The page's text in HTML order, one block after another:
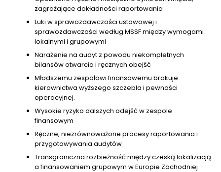
zagrażające dokładności raportowania
Luki w sprawozdawczości ustawowej i
sprawozdawczości według MSSF między wymogami
lokalnymi i grupowymi
Narażenie na audyt z powodu niekompletnych
bilansów otwarcia i ręcznych obejść
Młodszemu zespołowi finansowemu brakuje
kierownictwa wyższego szczebla i pewności
operacyjnej.
Wysokie ryzyko dalszych odejść w zespole
finansowym
Ręczne, niezrównoważone procesy raportowania i
przygotowywania audytów
Transgraniczna rozbieżność między czeską lokalizacją
a finansowaniem grupowym w Europie Zachodniej